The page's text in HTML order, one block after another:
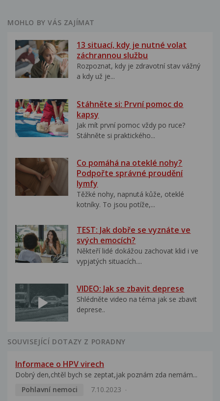
MOHLO BY VÁS ZAJÍMAT
13 situací, kdy je nutné volat
záchrannou službu
Rozpoznat, kdy je zdravotní stav vážný
a kdy už je...
Stáhněte si: První pomoc do
kapsy
Jak mít první pomoc vždy po ruce?
Stáhněte si praktického...
Co pomáhá na oteklé nohy?
Podpořte správné proudění
lymfy
Těžké nohy, napnutá kůže, oteklé
kotníky. To jsou potíže,...
TEST: Jak dobře se vyznáte ve
svých emocích?
Někteří lidé dokážou zachovat klid i ve
vypjatých situacích....
VIDEO: Jak se zbavit deprese
Shlédněte video na téma jak se zbavit
deprese..
SOUVISEJÍCÍ DOTAZY Z PORADNY
Informace o HPV virech
Dobrý den,chtěl bych se zeptat,jak poznám zda nemám...
Pohlavní nemoci
7.10.2023